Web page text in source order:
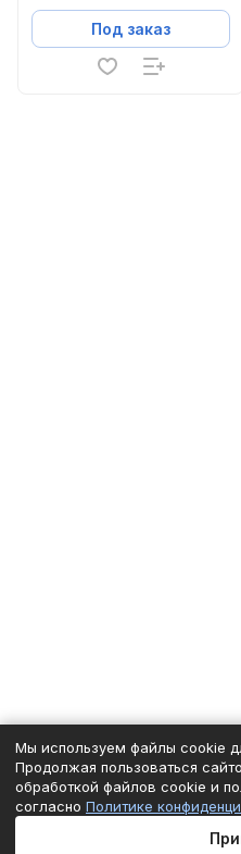
Под заказ
Мы используем файлы cookie
Продолжая пользоваться
обработкой файлов cookie и
согласно Политике